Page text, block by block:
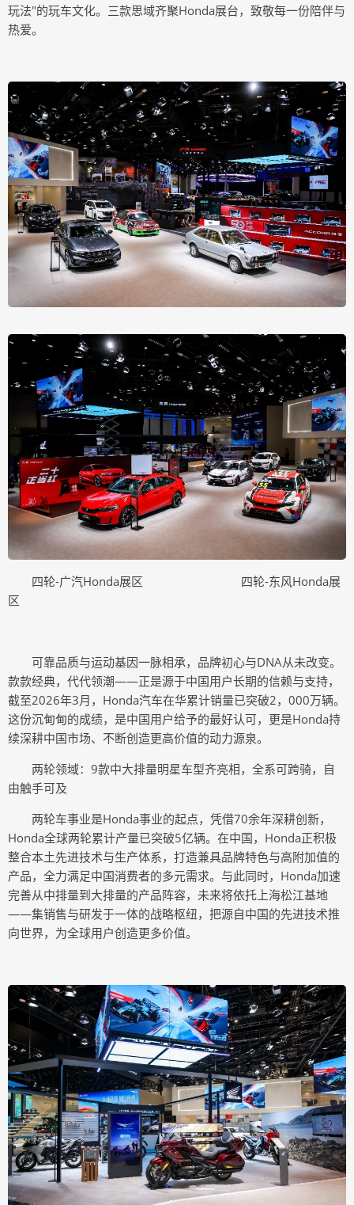
玩法"的玩车文化。三款思域齐聚Honda展台，致敬每一份陪伴与
热爱。
四轮-广汽Honda展区 四轮-东风Honda展
区
可靠品质与运动基因一脉相承，品牌初心与DNA从未改变。
款款经典，代代领潮——正是源于中国用户长期的信赖与支持，
截至2026年3月，Honda汽车在华累计销量已突破2，000万辆。
这份沉甸甸的成绩，是中国用户给予的最好认可，更是Honda持
续深耕中国市场、不断创造更高价值的动力源泉。
两轮领域：9款中大排量明星车型齐亮相，全系可跨骑，自
由触手可及
两轮车事业是Honda事业的起点，凭借70余年深耕创新，
Honda全球两轮累计产量已突破5亿辆。在中国，Honda正积极
整合本土先进技术与生产体系，打造兼具品牌特色与高附加值的
产品，全力满足中国消费者的多元需求。与此同时，Honda加速
完善从中排量到大排量的产品阵容，未来将依托上海松江基地
——集销售与研发于一体的战略枢纽，把源自中国的先进技术推
向世界，为全球用户创造更多价值。